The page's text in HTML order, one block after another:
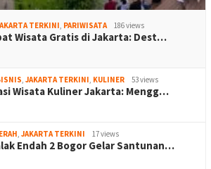
TERKINI PARIWISATA 186 views
Wisata Gratis di Jakarta: Dest…
JAKARTA TERKINI KULINER 53 views
Wisata Kuliner Jakarta: Mengg…
JAKARTA TERKINI 17 views
Endah 2 Bogor Gelar Santunan…